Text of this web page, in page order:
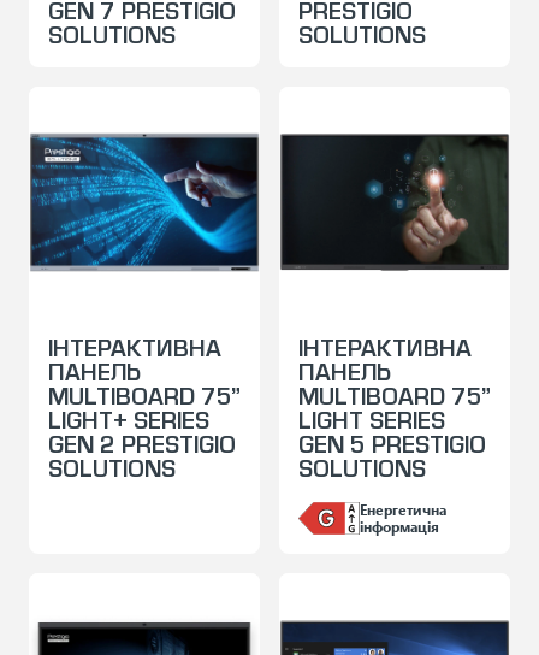
GEN 7 PRESTIGIO
SOLUTIONS
PRESTIGIO
SOLUTIONS
ІНТЕРАКТИВНА
ПАНЕЛЬ
MULTIBOARD 75”
LIGHT+ SERIES
GEN 2 PRESTIGIO
SOLUTIONS
ІНТЕРАКТИВНА
ПАНЕЛЬ
MULTIBOARD 75”
LIGHT SERIES
GEN 5 PRESTIGIO
SOLUTIONS
Енергетична
інформація